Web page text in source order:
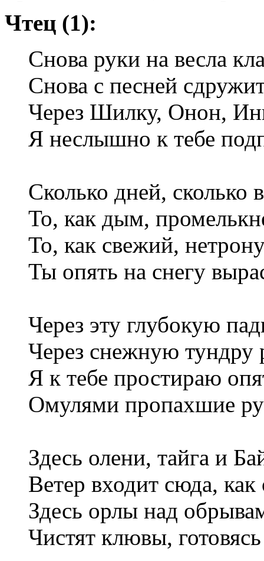
Чтец (1):
Снова руки на весла
Снова с песней
Через Шилку, Онон,
Я неслышно к тебе
Сколько дней, сколько
То, как дым,
То, как свежий,
Ты опять на снегу
Через эту глубокую
Через снежную тундру
Я к тебе простираю
Омулями пропахшие
Здесь олени, тайга и
Ветер входит сюда,
Здесь орлы над
Чистят клювы,